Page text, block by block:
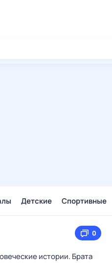
Детские Спортивные
0
истории. Брата